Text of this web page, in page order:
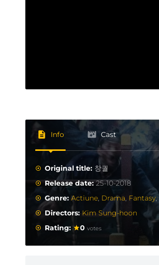
Info Cast
Original title: 창궐
Release date:25-10-2018
Genre:Actiune, Drama, Fantasy,
Directors: Kim Sung-hoon
Rating:
0 votes